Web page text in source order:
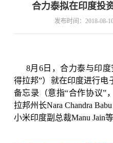
合力泰拟在印度投
发布时间：2018-08-
8月 6日，合力泰与印
得拉邦”）就在印度进行电
备忘录（意指“合作协议”
拉邦州长Nara Chandra
小米印度副总裁Manu Jain